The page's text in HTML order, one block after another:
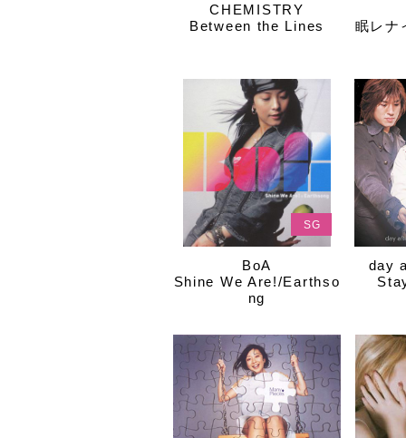
CHEMISTRY
Between the Lines
眠レナ
SG
BoA
Shine We Are!/Earthso
ng
day